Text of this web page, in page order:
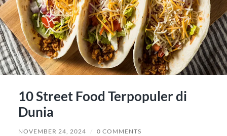
10 Street Food Terpopuler di
Dunia
NOVEMBER 24, 2024 / 0 COMMENTS